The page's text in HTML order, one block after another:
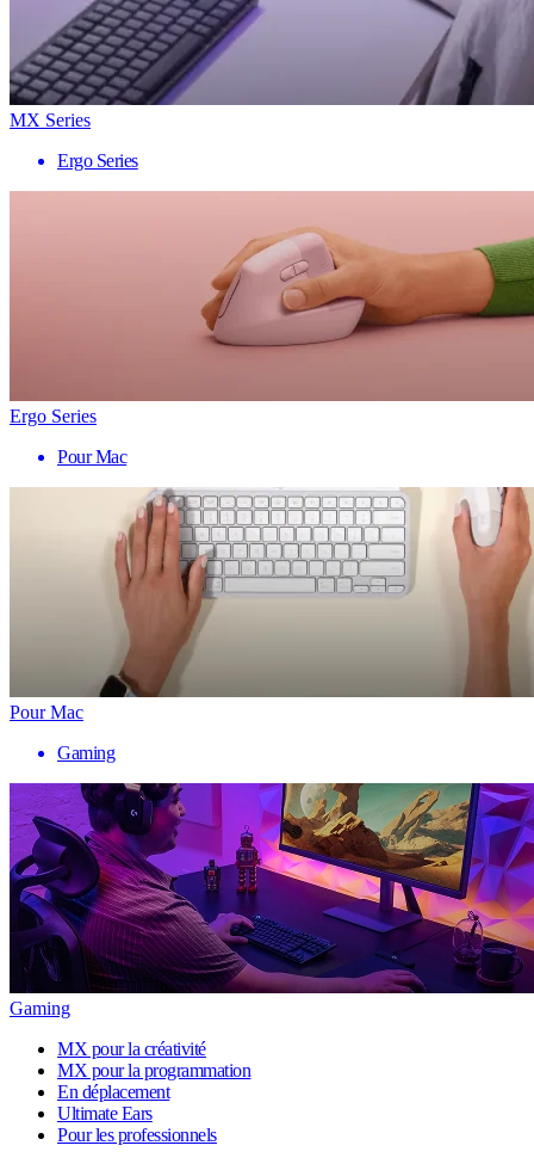
MX Series
Ergo Series
Ergo Series
Pour Mac
Pour Mac
Gaming
Gaming
MX pour la créativité
MX pour la programmation
En déplacement
Ultimate Ears
Pour les professionnels